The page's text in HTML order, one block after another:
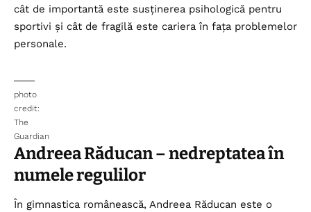
cât de importantă este susținerea psihologică pentru
sportivi și cât de fragilă este cariera în fața problemelor
personale.
photo
credit:
The
Guardian
Andreea Răducan – nedreptatea în
numele regulilor
În gimnastica românească, Andreea Răducan este o